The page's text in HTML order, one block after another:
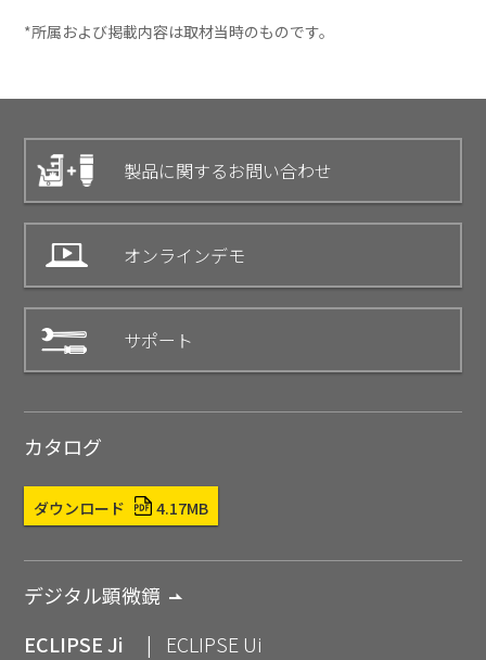
*所属および掲載内容は取材当時のものです。
製品に関するお問い合わせ
オンラインデモ
サポート
カタログ
ダウンロード 4.17MB
デジタル顕微鏡
ECLIPSE Ji
ECLIPSE Ui